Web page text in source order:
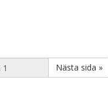
Nästa sida »